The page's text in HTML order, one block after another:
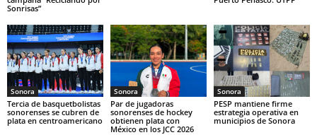
Sonrisas”
Sonora
Tercia de basquetbolistas
sonorenses se cubren de
plata en centroamericano
Sonora
Par de jugadoras
sonorenses de hockey
obtienen plata con
México en los JCC 2026
Sonora
PESP mantiene firme
estrategia operativa en
municipios de Sonora